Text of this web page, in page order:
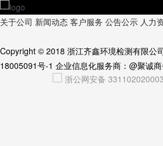
关于公司 新闻动态 客户服务 公告公示 人力
Copyright © 2018 浙江齐鑫环境检测有限公
18005091号-1 企业信息化服务商： @聚诚
浙公网安备